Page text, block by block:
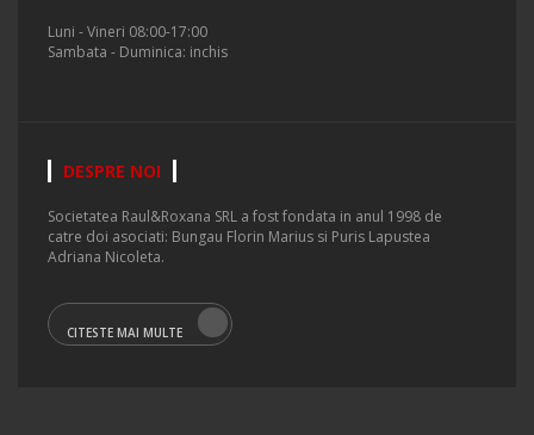
Luni - Vineri 08:00-17:00
Sambata - Duminica: inchis
DESPRE NOI
Societatea Raul&Roxana SRL a fost fondata in anul 1998 de
catre doi asociati: Bungau Florin Marius si Puris Lapustea
Adriana Nicoleta.
CITESTE MAI MULTE